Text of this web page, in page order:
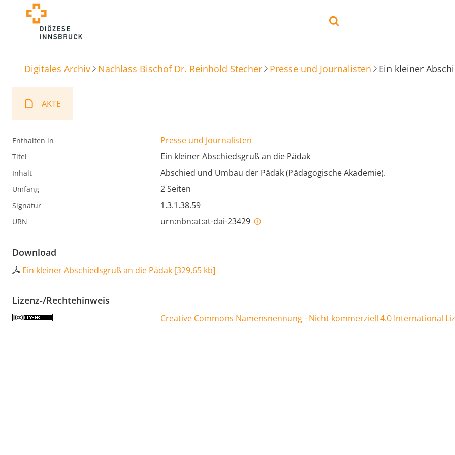
Digitales Archiv Nachlass Bischof Dr. Reinhold Stecher Presse und Journalisten Ein kleiner
AKTE
Enthalten in Presse und Journalisten
Titel Ein kleiner Abschiedsgruß an die Pädak
Inhalt Abschied und Umbau der Pädak (Pädagogische Akademie).
Umfang 2 Seiten
Signatur 1.3.1.38.59
URN urn:nbn:at:at-dai-23429
Download
Ein kleiner Abschiedsgruß an die Pädak [329,65 kb]
Lizenz-/Rechtehinweis
Creative Commons Namensnennung - Nicht kommerziell 4.0 International